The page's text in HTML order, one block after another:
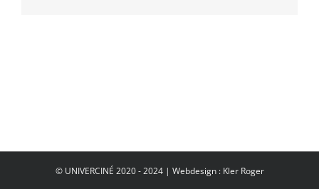
© UNIVERCINÉ 2020 - 2024 | Webdesign : Kler Roger